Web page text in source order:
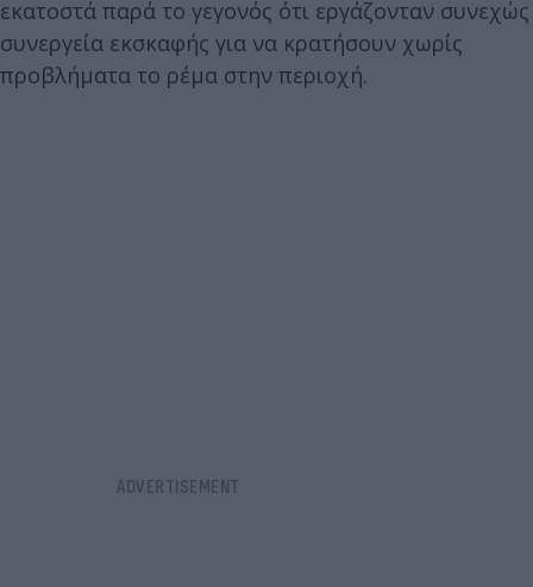
εκατοστά παρά το γεγονός ότι εργάζονταν συνεχώς
συνεργεία εκσκαφής για να κρατήσουν χωρίς
προβλήματα το ρέμα στην περιοχή.